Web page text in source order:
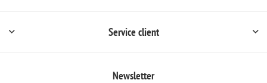
Service client
Newsletter